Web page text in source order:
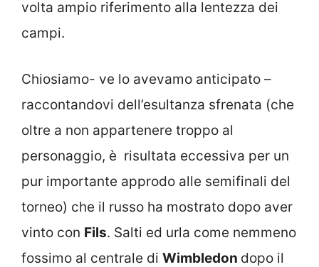
volta ampio riferimento alla lentezza dei
campi.
Chiosiamo- ve lo avevamo anticipato –
raccontandovi dell’esultanza sfrenata (che
oltre a non appartenere troppo al
personaggio, è risultata eccessiva per un
pur importante approdo alle semifinali del
torneo) che il russo ha mostrato dopo aver
vinto con Fils. Salti ed urla come nemmeno
fossimo al centrale di Wimbledon dopo il